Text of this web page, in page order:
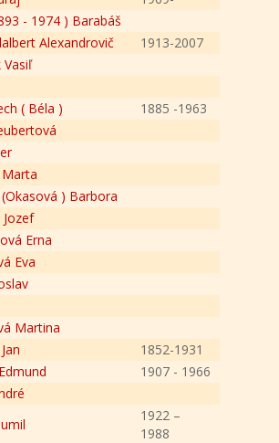
- 1974 ) Barabáš
Alexandrovič
1913-2007
Vasiľ
( Béla )
1885 -1963
) Barbora
Erna
Eva
Martina
1852-1931
1907 - 1966
1922 –
1988